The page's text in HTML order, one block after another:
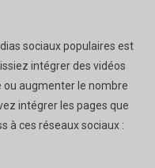
sociaux populaires est
intégrer des vidéos
ou augmenter le nombre
intégrer les pages que
à ces réseaux sociaux :